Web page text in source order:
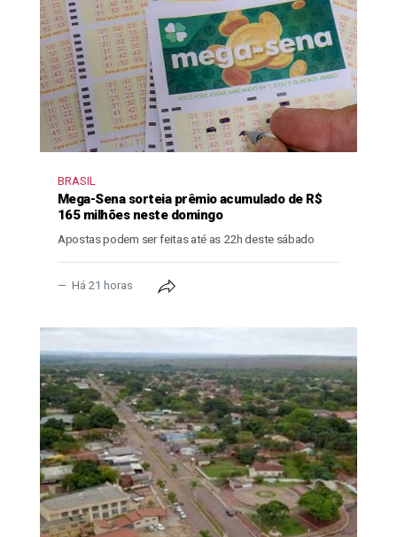
BRASIL
Mega-Sena sorteia prêmio acumulado de R$
165 milhões neste domingo
Apostas podem ser feitas até as 22h deste sábado
Há 21 horas